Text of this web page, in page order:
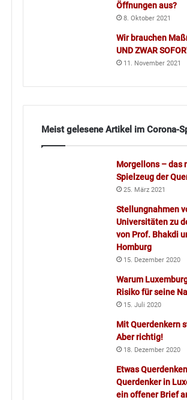
Öffnungen aus?
8. Oktober 2021
Wir brauchen
UND ZWAR
11. November 2021
Meist gelesene Artikel im Corona-
Morgellons – das
Spielzeug der
25. März 2021
Stellungnahmen
Universitäten zu
von Prof. Bhakdi
Homburg
15. Dezember 2020
Warum
Risiko für seine
15. Juli 2020
Mit Querdenkern
Aber richtig!
18. Dezember 2020
Etwas
Querdenker in
ein offener Brief